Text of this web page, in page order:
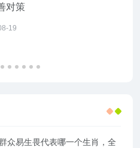
对策
19
众易生畏代表哪一个生肖，全